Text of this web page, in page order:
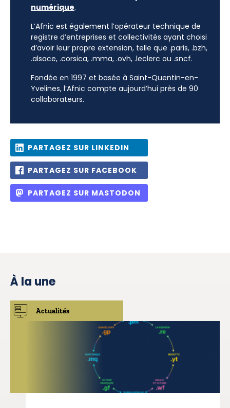
numérique.
L’Afnic est également l’opérateur technique de
registre d’entreprises et collectivités ayant choisi
d’avoir leur propre extension, telle que .paris, .bzh,
.alsace, .corsica, .mma, .ovh, .leclerc ou .sncf.
Fondée en 1997 et basée à Saint-Quentin-en-
Yvelines, l’Afnic compte aujourd’hui près de 90
collaborateurs.
PARTAGEZ SUR LINKEDIN
PARTAGEZ SUR FACEBOOK
PARTAGEZ SUR MASTODON
À la une
Actualités